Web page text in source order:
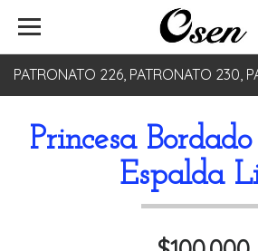
PATRONATO 226, PATRONATO 230,
Princesa
Espalda